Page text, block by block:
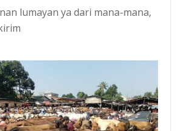
lumayan ya dari mana-mana,